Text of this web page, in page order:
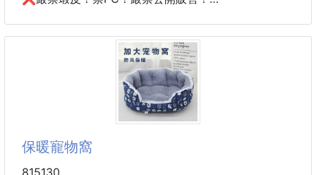
✅ 防鏽材質，不怕潮濕環境使用
✅ 超薄工藝設計，節省更多收納空間
✅ 人體工學弧度設計，有效保護衣物版型
✅ 防滑植絨表面，衣服不易滑落
✅ 避免衣領變鬆變大
✅ 肩部不起包、不長角，維持漂亮輪廓
💖 款式
🔥換裝出清限定價｜錯過不一定再有！
只因商品即將換新包裝，原包裝限量出清，才有這次超
甜價格！
保暖寵物窩
815130